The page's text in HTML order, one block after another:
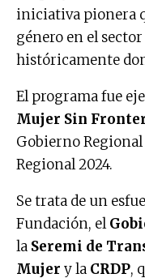
iniciativa pionera
género en el
históricamente
El programa fue
Mujer Sin
Gobierno Regional
Regional 2024.
Se trata de un
Fundación, el
la Seremi de
Mujer y la CRDP,